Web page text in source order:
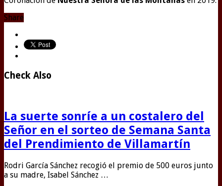
Share
Check Also
La suerte sonríe a un costalero del
Señor en el sorteo de Semana Santa
del Prendimiento de Villamartín
Rodri García Sánchez recogió el premio de 500 euros junto
a su madre, Isabel Sánchez …